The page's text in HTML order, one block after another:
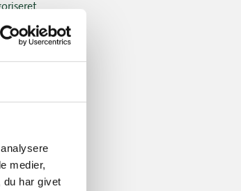
medier,
du har givet
Årsblad